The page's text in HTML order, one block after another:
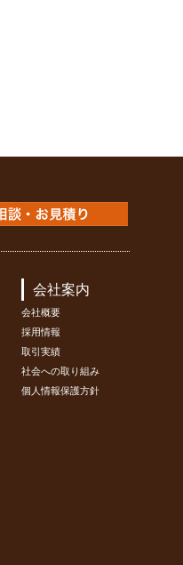
会社案内
会社概要
採用情報
取引実績
社会への取り組み
個人情報保護方針